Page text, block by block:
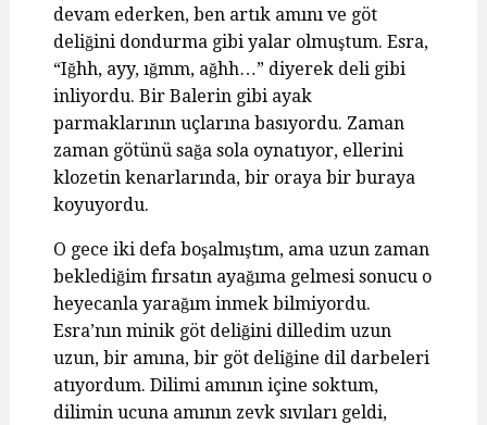
devam ederken, ben artık amını ve göt
deliğini dondurma gibi yalar olmuştum. Esra,
“Iğhh, ayy, ığmm, ağhh…” diyerek deli gibi
inliyordu. Bir Balerin gibi ayak
parmaklarının uçlarına basıyordu. Zaman
zaman götünü sağa sola oynatıyor, ellerini
klozetin kenarlarında, bir oraya bir buraya
koyuyordu.
O gece iki defa boşalmıştım, ama uzun zaman
beklediğim fırsatın ayağıma gelmesi sonucu o
heyecanla yarağım inmek bilmiyordu.
Esra’nın minik göt deliğini dilledim uzun
uzun, bir amına, bir göt deliğine dil darbeleri
atıyordum. Dilimi amının içine soktum,
dilimin ucuna amının zevk sıvıları geldi,